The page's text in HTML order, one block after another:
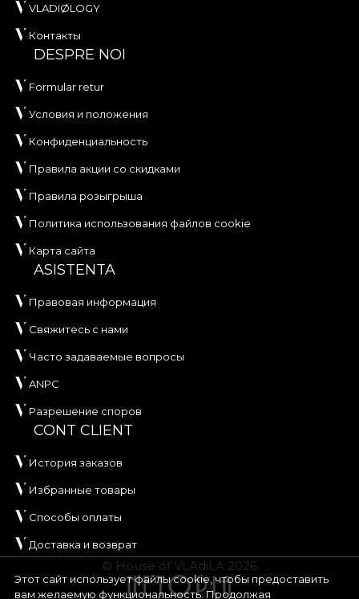
Этот сайт использует файлы cookie, чтобы предоставить
вам желаемую функциональность. Продолжая
VLADIØLOGY
Контакты
DESPRE NOI
Formular retur
Условия и положения
Конфиденциальность
Правила акции со скидками
Правила розыгрыша
Политика использования файлов cookie
Карта сайта
ASISTENTA
Правовая информация
Свяжитесь с нами
Часто задаваемые вопросы
ANPC
Разрешение споров
CONT CLIENT
История заказов
Избранные товары
Способы оплаты
Доставка и возврат
© House of VLAdiLA 2026